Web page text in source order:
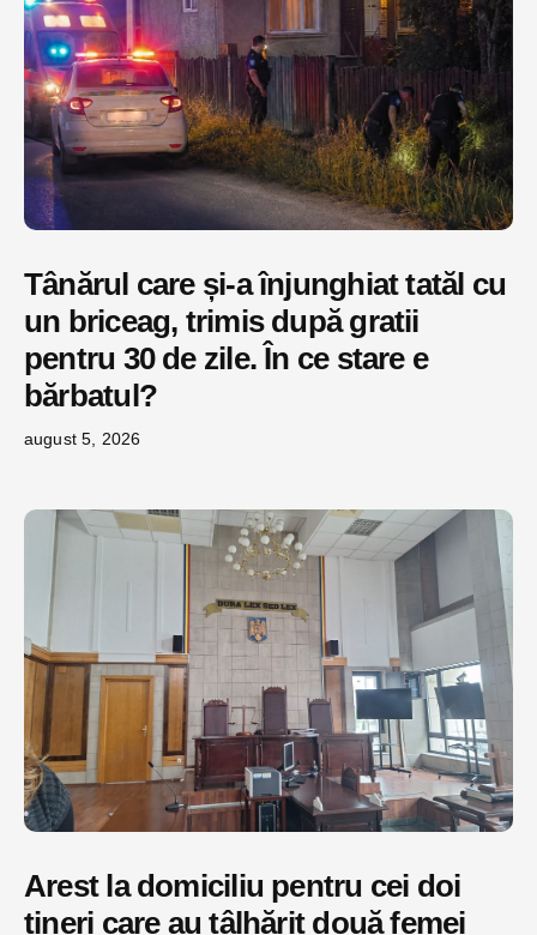
Tânărul care și-a înjunghiat tatăl cu
un briceag, trimis după gratii
pentru 30 de zile. În ce stare e
bărbatul?
august 5, 2026
Arest la domiciliu pentru cei doi
tineri care au tâlhărit două femei